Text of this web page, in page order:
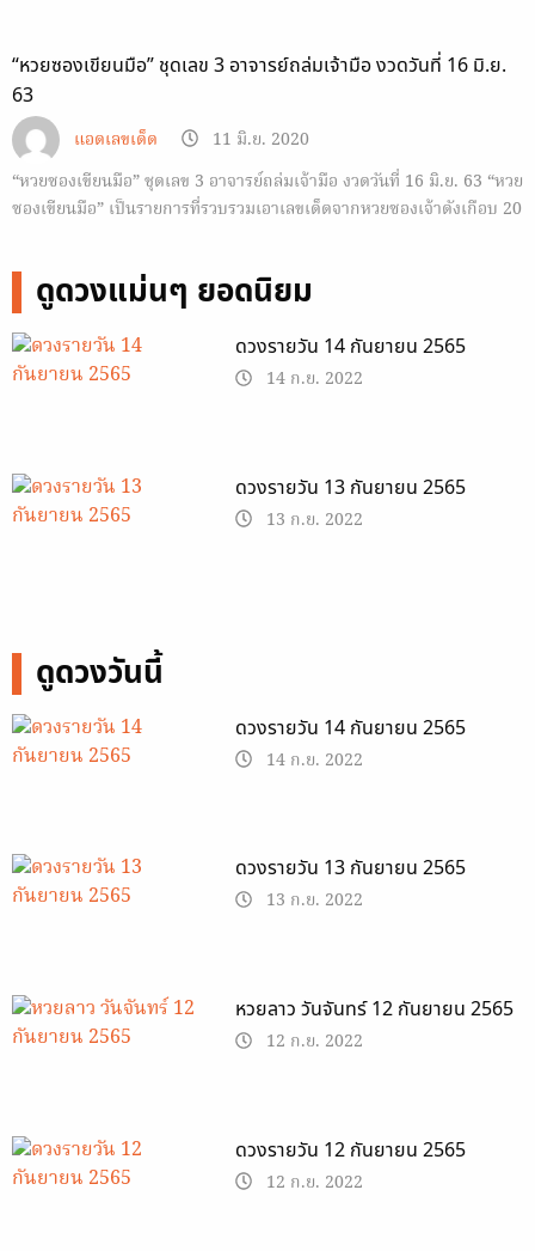
“หวยซองเขียนมือ” ชุดเลข 3 อาจารย์ถล่มเจ้ามือ งวดวันที่ 16 มิ.ย.
63
แอดเลขเด็ด
11 มิ.ย. 2020
“หวยซองเขียนมือ” ชุดเลข 3 อาจารย์ถล่มเจ้ามือ งวดวันที่ 16 มิ.ย. 63 “หวย
ซองเขียนมือ” เป็นรายการที่รวบรวมเอาเลขเด็ดจากหวยซองเจ้าดังเกือบ 20
มานั่งคำนวณวิเคราะห์สถิติ เจ้าไหนเข้าบ่อย…
ดูดวงแม่นๆ ยอดนิยม
ดวงรายวัน 14 กันยายน 2565
14 ก.ย. 2022
ดวงรายวัน 13 กันยายน 2565
13 ก.ย. 2022
ดูดวงวันนี้
ดวงรายวัน 14 กันยายน 2565
14 ก.ย. 2022
ดวงรายวัน 13 กันยายน 2565
13 ก.ย. 2022
หวยลาว วันจันทร์ 12 กันยายน 2565
12 ก.ย. 2022
ดวงรายวัน 12 กันยายน 2565
12 ก.ย. 2022